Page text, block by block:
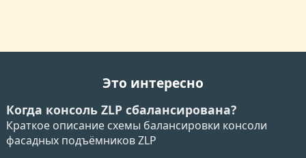
Это интересно
Когда консоль ZLP сбалансирована?
Краткое описание схемы балансировки консоли
фасадных подъёмников ZLP